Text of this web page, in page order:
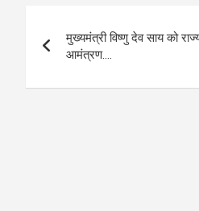
o
o
k
g
er
A
p
navigation
मुख्यमंत्री विष्णु देव साय को
आमंत्रण….